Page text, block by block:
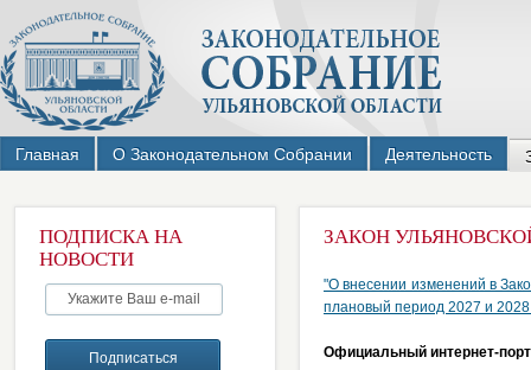
Главная О Законодательном Собрании Деятельность
ПОДПИСКА НА
НОВОСТИ
ЗАКОН
"О внесении изменений в
плановый период 2027 и 2028
Официальный интернет-